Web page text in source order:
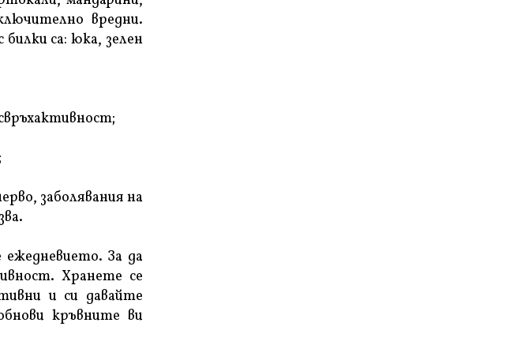
вредни.
са: юка, зелен
заболявания на
За да
Хранете се
и си давайте
кръвните ви